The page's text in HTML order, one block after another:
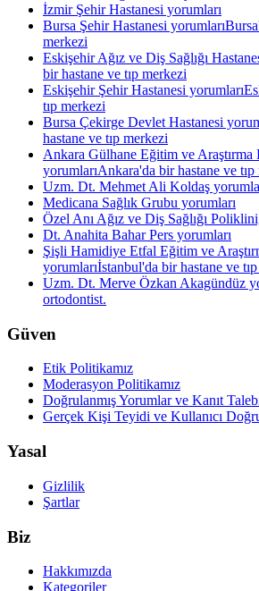
İzmir Şehir Hastanesi yorumları
Bursa Şehir Hastanesi yorumları
merkezi
Eskişehir Ağız ve Diş Sağlığı
bir hastane ve tıp merkezi
Eskişehir Şehir Hastanesi yorumları
tıp merkezi
Bursa Çekirge Devlet Hastanesi
hastane ve tıp merkezi
Ankara Gülhane Eğitim ve Araştırma
yorumlarıAnkara'da bir hastane ve tıp
Uzm. Dt. Mehmet Ali Koldaş
Medicana Sağlık Grubu yorumları
Özel Anı Ağız ve Diş Sağlığı
Dt. Anahita Bahar Pers yorumları
Şişli Hamidiye Etfal Eğitim ve
yorumlarıİstanbul'da bir hastane ve
Uzm. Dt. Merve Özkan Akagündüz
ortodontist.
Güven
Etik Politikamız
Moderasyon Politikamız
Doğrulanmış Yorumlar ve Kanıt
Gerçek Kişi Teyidi ve Kullanıcı
Yasal
Gizlilik
Şartlar
Biz
Hakkımızda
Kategoriler